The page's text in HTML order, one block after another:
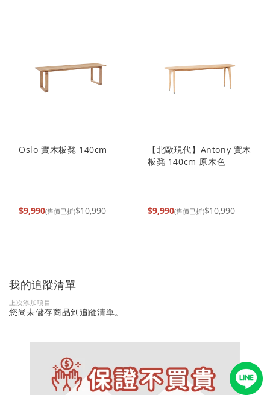
Oslo 實木板凳 140cm
$9,990(售價已折)$10,990
【北歐現代】Antony 實木
板凳 140cm 原木色
$9,990(售價已折)$10,990
我的追蹤清單
上次添加項目
您尚未儲存商品到追蹤清單。